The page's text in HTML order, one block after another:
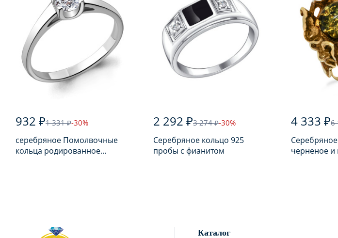
932 ₽1 331 ₽-30%
серебряное Помолвочные
кольца родированное
2 292 ₽3 274 ₽-30%
Серебряное кольцо 925
пробы с фианитом
4 333 ₽6
черненое и
Каталог